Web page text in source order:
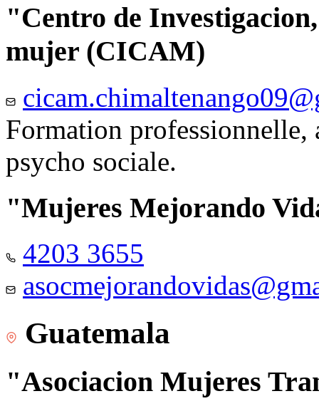
"Centro de
mujer (CICAM)
Formation professionnelle,
psycho sociale.
"Mujeres Mejorando
4203 3655
Guatemala
"Asociacion Mujeres